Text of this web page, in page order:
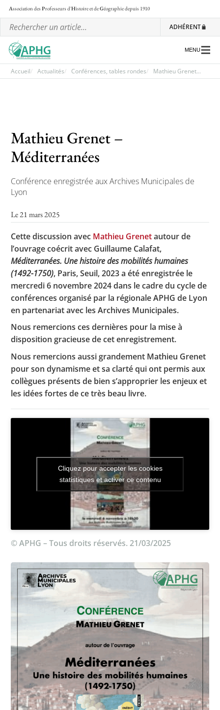
Association desProfesseurs d'Histoire et deGéographiedepuis 1910
ADHÉRENT
Les ateliers nationaux
Communiqués et motions
Lettre d’information de l’APHG
Toutes les actualités
Les rendez-vous de l’APHG
Concours de recrutement
Concours scolaires
Conférences, tables rondes
Critique d’ouvrages publiés
Culture
MENU
Accueil Actualités Conférences, tables rondes Mathieu Grenet...
Mathieu Grenet –
Méditerranées
Conférence enregistrée aux Archives Municipales de
Lyon
Le 21 mars 2025
Cette discussion avec Mathieu Grenetautour de
l’ouvrage coécrit avec Guillaume Calafat,
Méditerranées. Une histoire des mobilités humaines
(1492-1750), Paris, Seuil, 2023 a été enregistrée le
mercredi 6 novembre 2024 dans le cadre du cycle de
conférences organisé par la régionale APHG de Lyon
en partenariat avec les Archives Municipales.
Nous remercions ces dernières pour la mise à
disposition gracieuse de cet enregistrement.
Nous remercions aussi grandement Mathieu Grenet
pour son dynamisme et sa clarté qui ont permis aux
collègues présents de bien s’approprier les enjeux et
les idées fortes de ce très beau livre.
Cliquez pour accepter les cookies
statistiques et activer ce contenu
© APHG – Tous droits réservés. 21/03/2025